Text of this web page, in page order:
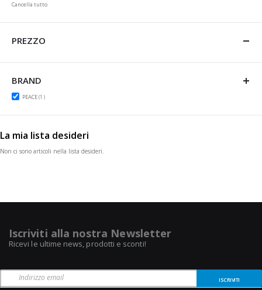
Cancella tutto
PREZZO
BRAND
PEACE1item
La mia lista desideri
Non ci sono articoli nella lista desideri.
Iscriviti alla nostra Newsletter
Ricevi le ultime news, prodotti e sconti!
ISCRIVITI